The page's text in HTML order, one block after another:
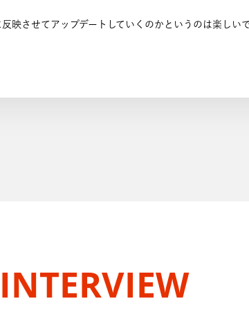
映させてアップデートしていくのかというのは楽しい
INTERVIEW